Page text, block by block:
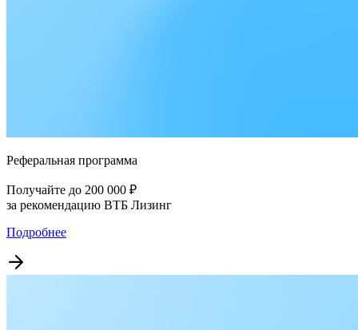
Реферальная программа
Получайте до 200 000 ₽
за рекомендацию ВТБ Лизинг
Подробнее